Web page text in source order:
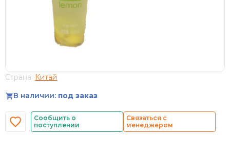
Страна: Китай
В наличии: под заказ
Сообщить о
поступлении
Связаться с
менеджером